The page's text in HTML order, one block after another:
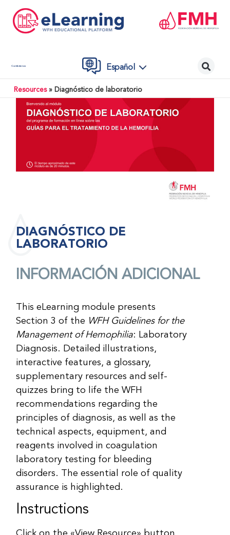
Contáctenos Español
Resources» Diagnóstico de laboratorio
DIAGNÓSTICO DE
LABORATORIO
INFORMACIÓN ADICIONAL
This eLearning module presents
Section 3 of the WFH Guidelines for the
Management of Hemophilia: Laboratory
Diagnosis. Detailed illustrations,
interactive features, a glossary,
supplementary resources and self-
quizzes bring to life the WFH
recommendations regarding the
principles of diagnosis, as well as the
technical aspects, equipment, and
reagents involved in coagulation
laboratory testing for bleeding
disorders. The essential role of quality
assurance is highlighted.
Instructions